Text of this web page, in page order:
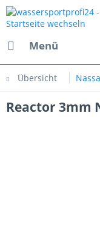
Menü
Übersicht
Reactor 3mm